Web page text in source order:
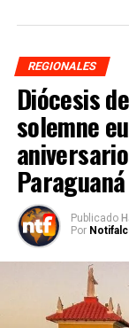
REGIONALES
Diócesis
solemne
Paraguaná
Publicado
Por